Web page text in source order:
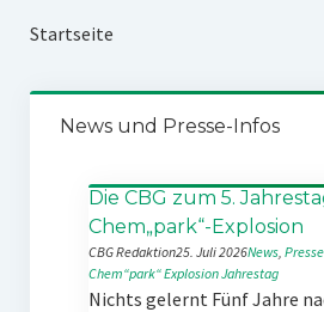
Startseite
News und Presse-Infos
Die CBG zum 5.
Chem„park“-Explosion
CBG Redaktion25. Juli 2026News,
Chem“park“ExplosionJahrestag
Nichts gelernt Fünf Jahre